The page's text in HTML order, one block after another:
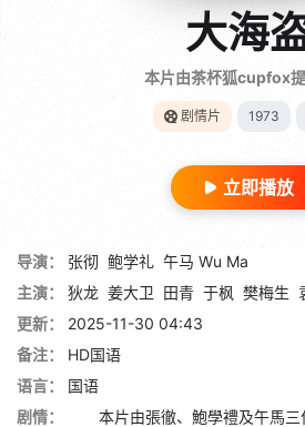
大海
本片由茶杯狐cupfox
剧情片 1973
立即播放
导演： 张彻 鲍学礼 午马 Wu Ma
主演：
狄龙 姜大卫 田青 于枫 樊梅生
更新：
2025-11-30 04:43
备注：
HD国语
语言：
国语
剧情：
本片由張徹、鮑學禮及午馬三